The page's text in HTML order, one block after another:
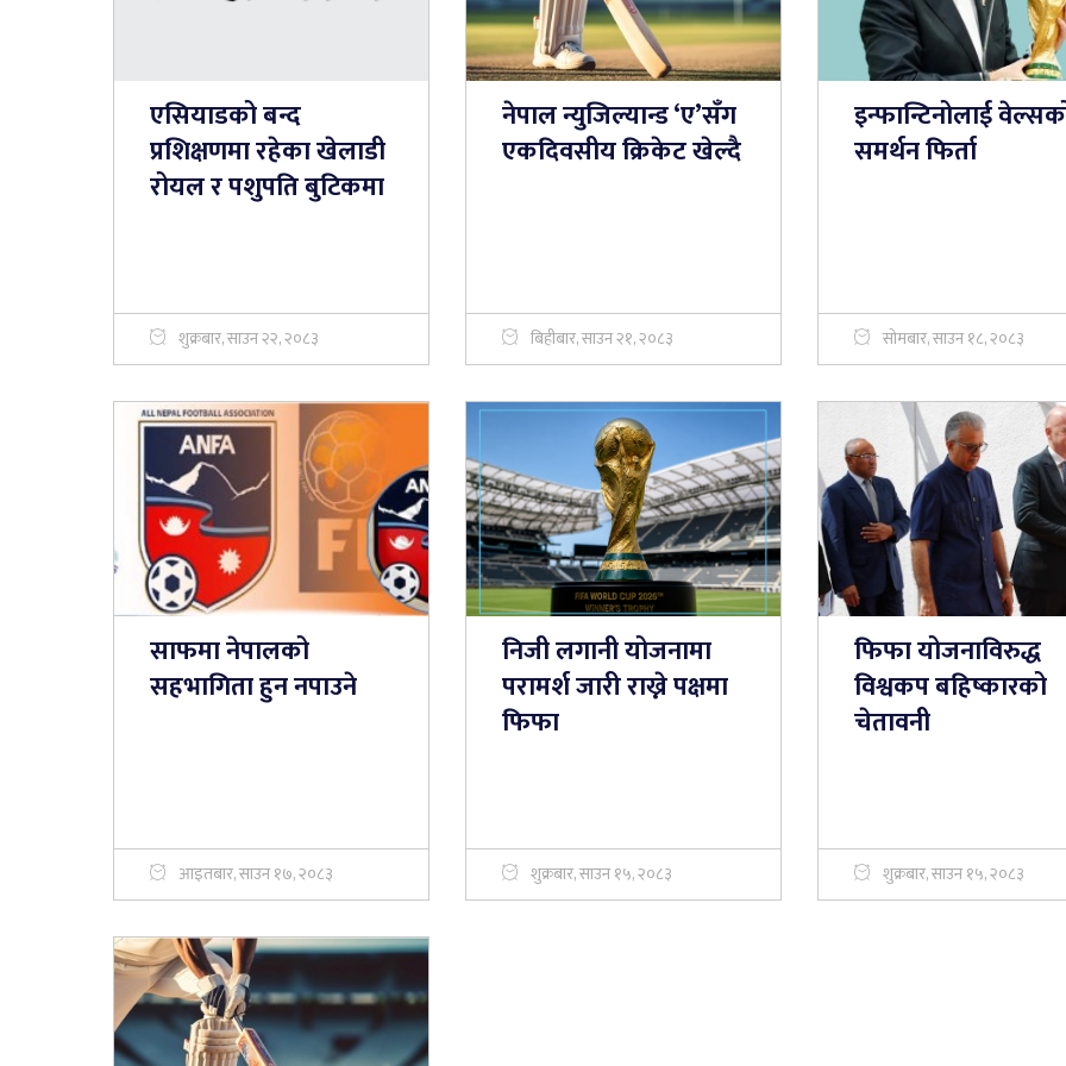
एसियाडको बन्द
प्रशिक्षणमा रहेका खेलाडी
रोयल र पशुपति बुटिकमा
शुक्रबार, साउन २२, २०८३
नेपाल न्युजिल्यान्ड ‘ए’सँग
एकदिवसीय क्रिकेट खेल्दै
बिहीबार, साउन २१, २०८३
इन्फान्टिनोलाई
समर्थन फिर्ता
सोमबार, साउन १८, २०८३
साफमा नेपालको
सहभागिता हुन नपाउने
आइतबार, साउन १७, २०८३
निजी लगानी योजनामा
परामर्श जारी राख्ने पक्षमा
फिफा
शुक्रबार, साउन १५, २०८३
फिफा योजनाविरुद्ध
विश्वकप बहिष्कारको
चेतावनी
शुक्रबार, साउन १५, २०८३